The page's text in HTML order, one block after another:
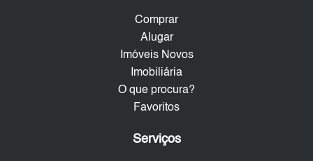
Comprar
Alugar
Imóveis Novos
Imobiliária
O que procura?
Favoritos
Serviços